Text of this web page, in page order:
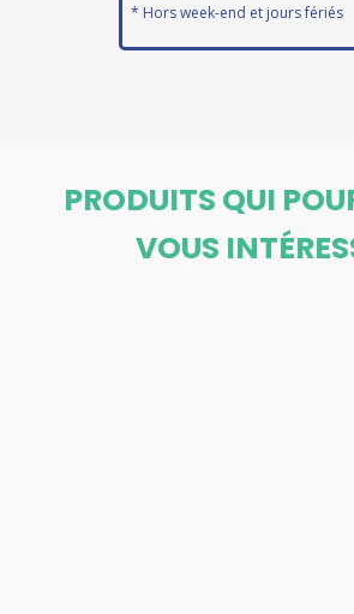
* Hors week-end et jours fériés
PRODUITS QUI
VOUS